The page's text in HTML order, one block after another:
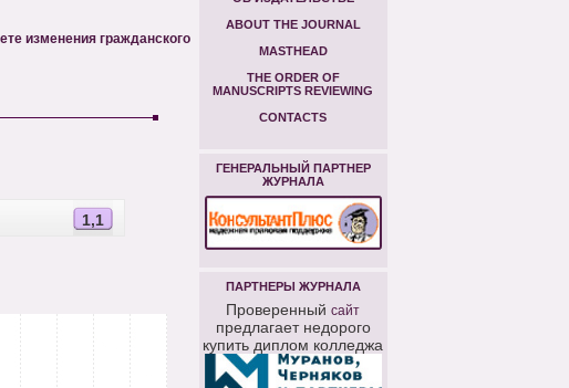
изменения гражданского
1,1
ABOUT THE JOURNAL
MASTHEAD
THE ORDER OF
MANUSCRIPTS REVIEWING
CONTACTS
ГЕНЕРАЛЬНЫЙ ПАРТНЕР
ЖУРНАЛА
ПАРТНЕРЫ ЖУРНАЛА
Проверенный сайт
предлагает недорого
купить диплом колледжа